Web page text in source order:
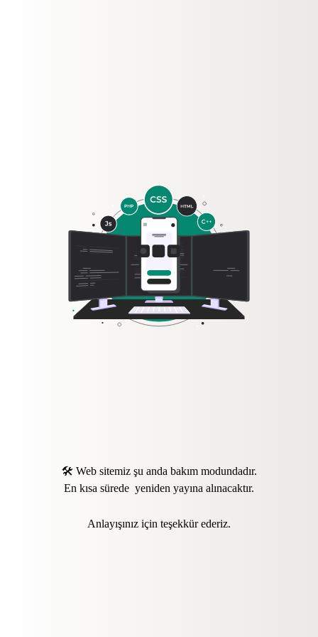
🛠️ Web sitemiz şu anda bakım modundadır.
En kısa sürede yeniden yayına alınacaktır.
Anlayışınız için teşekkür ederiz.